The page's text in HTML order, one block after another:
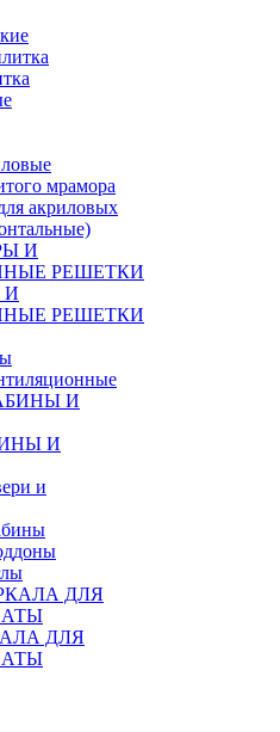
мрамора
акриловых
И
РЕШЕТКИ
И
и
ДЛЯ